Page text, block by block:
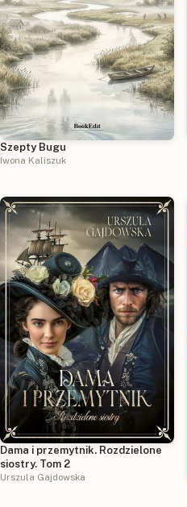
Szepty Bugu
Iwona Kaliszuk
Dama i przemytnik. Rozdzielone
siostry. Tom 2
Urszula Gajdowska